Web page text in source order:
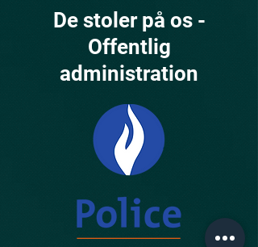
De stoler på os -
Offentlig
administration